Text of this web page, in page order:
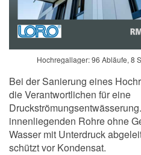
Hochregallager: 96 Abläufe, 8
Bei der Sanierung eines
die Verantwortlichen für eine
innenliegenden Rohre ohne
Wasser mit Unterdruck
schützt vor Kondensat.